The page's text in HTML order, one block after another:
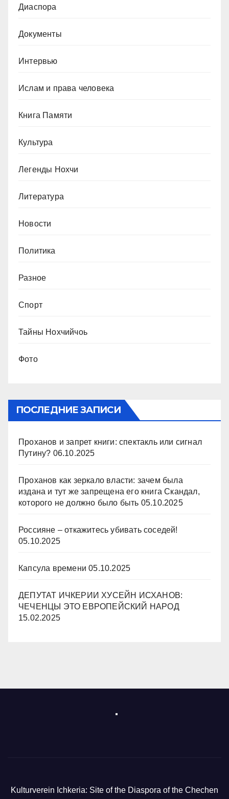
Диаспора
Документы
Интервью
Ислам и права человека
Книга Памяти
Культура
Легенды Нохчи
Литература
Новости
Политика
Разное
Спорт
Тайны Нохчийчоь
Фото
ПОСЛЕДНИЕ ЗАПИСИ
Проханов и запрет книги: спектакль или сигнал
Путину? 06.10.2025
Проханов как зеркало власти: зачем была
издана и тут же запрещена его книга Скандал,
которого не должно было быть 05.10.2025
Россияне – откажитесь убивать соседей!
05.10.2025
Капсула времени 05.10.2025
ДЕПУТАТ ИЧКЕРИИ ХУСЕЙН ИСХАНОВ:
ЧЕЧЕНЦЫ ЭТО ЕВРОПЕЙСКИЙ НАРОД
15.02.2025
Kulturverein Ichkeria: Site of the Diaspora of the Chechen